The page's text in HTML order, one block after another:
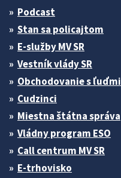
Podcast
Stan sa policajtom
E-služby MV SR
Vestník vlády SR
Obchodovanie s ľuďmi
Cudzinci
Miestna štátna správa
Vládny program ESO
Call centrum MV SR
E-trhovisko